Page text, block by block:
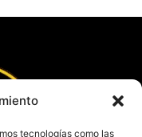
tecnologías como las